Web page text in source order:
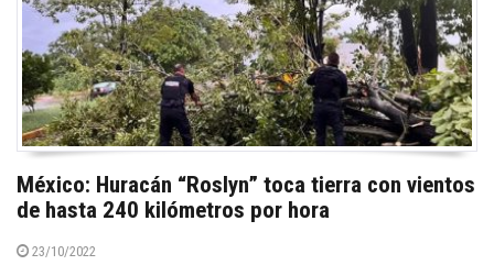
México: Huracán “Roslyn” toca tierra con vientos
de hasta 240 kilómetros por hora
23/10/2022